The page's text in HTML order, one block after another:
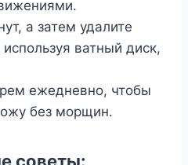
а затем удалите
ватный диск,
ежедневно, чтобы
без морщин.